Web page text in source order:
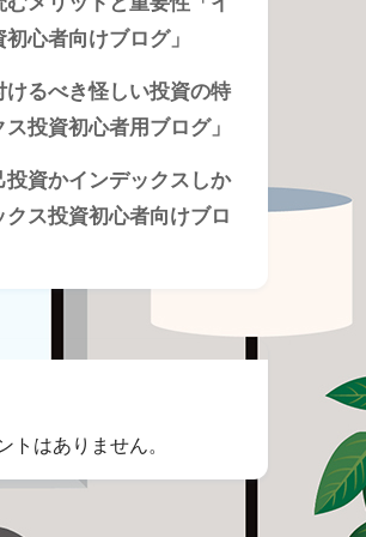
心者向けブログ」
けるべき怪しい投資の特
投資初心者用ブログ」
投資かインデックスしか
ス投資初心者向けブロ
トはありません。